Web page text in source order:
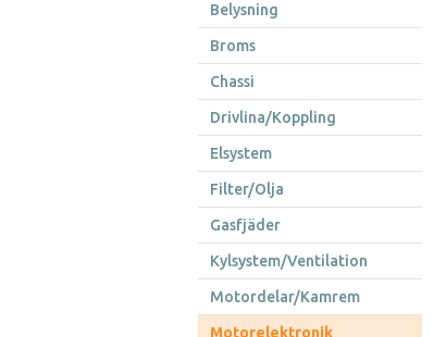
Belysning
Broms
Chassi
Drivlina/Koppling
Elsystem
Filter/Olja
Gasfjäder
Kylsystem/Ventilation
Motordelar/Kamrem
Motorelektronik